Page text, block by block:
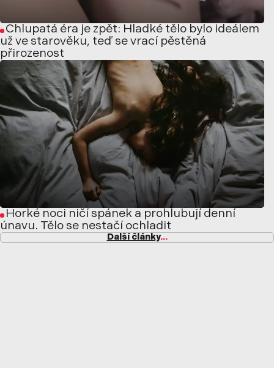
Chlupatá éra je zpět: Hladké tělo bylo ideálem
už ve starověku, teď se vrací pěstěná
přirozenost
Horké noci ničí spánek a prohlubují denní
únavu. Tělo se nestačí ochladit
Další články...